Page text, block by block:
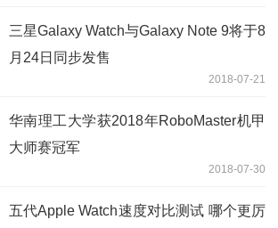
三星Galaxy Watch与Galaxy Note 9将于8
月24日同步发售
2018-07-21
华南理工大学获2018年RoboMaster机甲
大师赛冠军
2018-07-30
五代Apple Watch速度对比测试 哪个更厉